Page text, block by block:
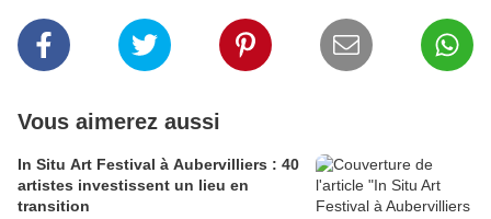
Vous aimerez aussi
In Situ Art Festival à Aubervilliers : 40
artistes investissent un lieu en
transition